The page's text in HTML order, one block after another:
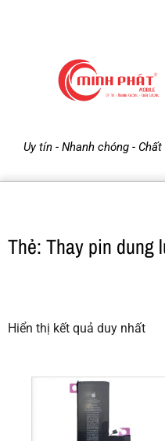
M
n
P
h
Uy tín - Nhanh chóng -
Thẻ: Thay pin dung
Hiển thị kết quả duy nhất